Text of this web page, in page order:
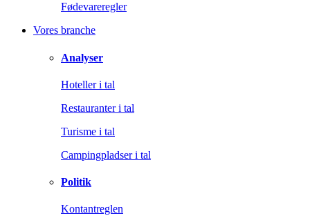
Fødevareregler
Vores branche
Analyser
Hoteller i tal
Restauranter i tal
Turisme i tal
Campingpladser i tal
Politik
Kontantreglen